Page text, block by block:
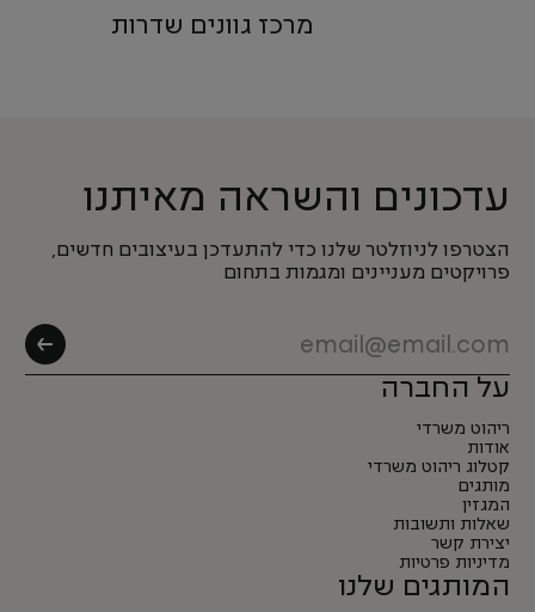
מרכז גוונים שדרות
עדכונים והשראה מאיתנו
הצטרפו לניוזלטר שלנו כדי להתעדכן בעיצובים חדשים,
פרויקטים מעניינים ומגמות בתחום
על החברה
ריהוט משרדי
אודות
קטלוג ריהוט משרדי
מותגים
המגזין
שאלות ותשובות
יצירת קשר
מדיניות פרטיות
המותגים שלנו